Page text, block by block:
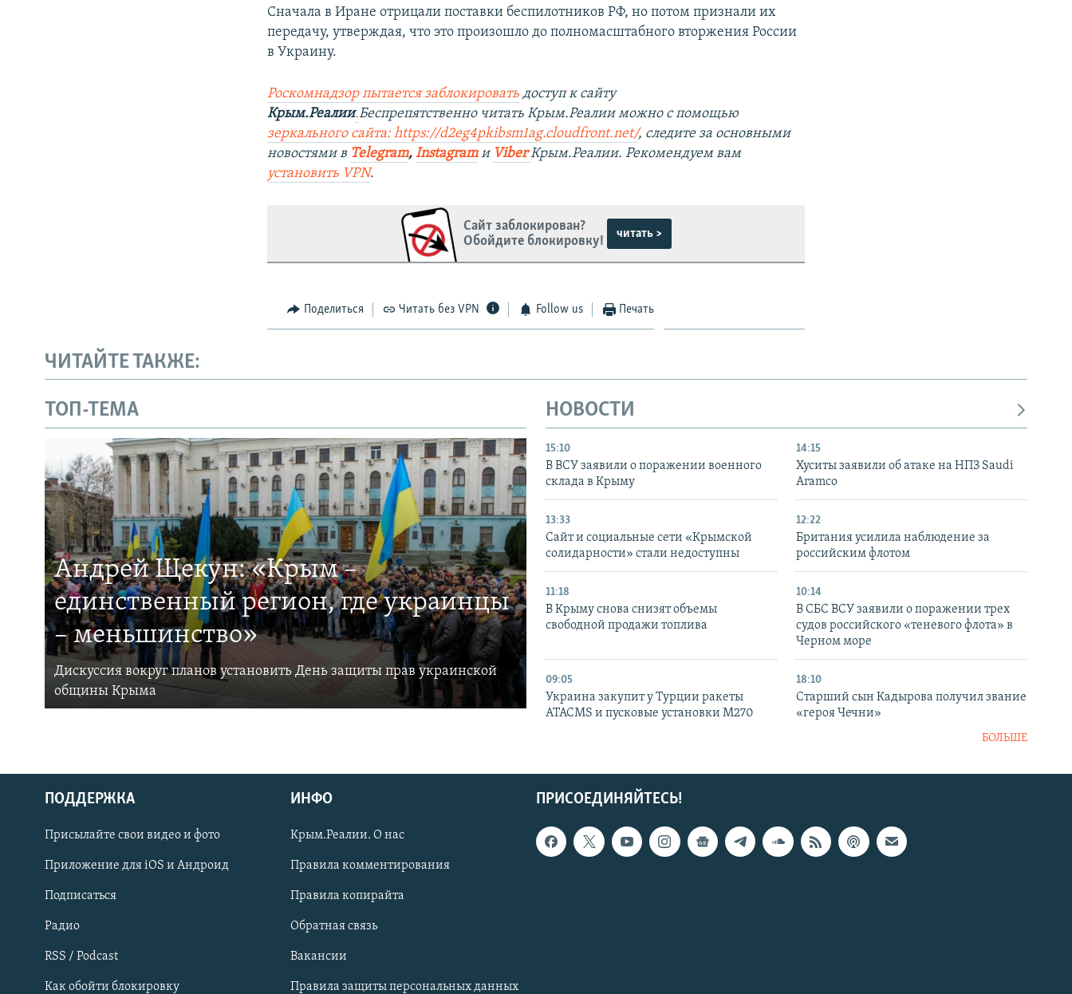
Українською
Qırımtatar
ПРИСОЕДИНЯЙТЕСЬ!
Сначала в Иране отрицали поставки беспилотников РФ, но потом признали их
передачу, утверждая, что это произошло до полномасштабного вторжения России
в Украину.
Роскомнадзор пытается заблокировать доступ к сайту
Крым.Реалии.Беспрепятственно читать Крым.Реалии можно с помощью
зеркального сайта: https://d2eg4pkibsm1ag.cloudfront.net/, следите за основными
новостями в Telegram,Instagramи ViberКрым.Реалии. Рекомендуем вам
установить VPN.
Сайт заблокирован?
Обойдите блокировку!
читать >
Поделиться Читать без VPN Follow us Печать
ЧИТАЙТЕ ТАКЖЕ:
ТОП-ТЕМА
Андрей Щекун: «Крым –
единственный регион, где украинцы
– меньшинство»
Дискуссия вокруг планов установить День защиты прав украинской
общины Крыма
НОВОСТИ
15:10
В ВСУ заявили о поражении военного
склада в Крыму
14:15
Хуситы заявили об атаке на НПЗ Saudi
Aramco
13:33
Сайт и социальные сети «Крымской
солидарности» стали недоступны
12:22
Британия усилила наблюдение за
российским флотом
11:18
В Крыму снова снизят объемы
свободной продажи топлива
10:14
В СБС ВСУ заявили о поражении трех
судов российского «теневого флота» в
Черном море
09:05
Украина закупит у Турции ракеты
ATACMS и пусковые установки M270
18:10
Старший сын Кадырова получил звание
«героя Чечни»
БОЛЬШЕ
ПРИСОЕДИНЯЙТЕСЬ!
ПОДДЕРЖКА
Присылайте свои видео и фото
Приложение для iOS и Андроид
Подписаться
Радио
RSS / Podcast
Как обойти блокировку
ИНФО
Крым.Реалии. О нас
Правила комментирования
Правила копирайта
Обратная связь
Вакансии
Правила защиты персональных данных